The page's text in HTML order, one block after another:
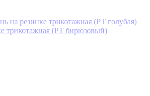
на резинке трикотажная (PT голубая)
трикотажная (PT бирюзовый)